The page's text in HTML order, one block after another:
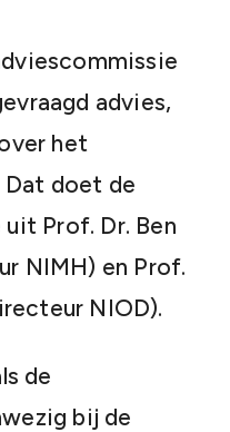
advies,
het
Dat doet de
Prof. Dr. Ben
NIMH) en Prof.
NIOD).
de
bij de